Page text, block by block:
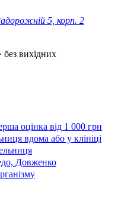
5, корп. 2
без вихідних
оцінка від 1 000 грн
вдома або у клініці
Довженко